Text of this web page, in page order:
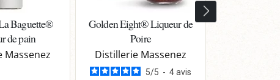
Baguette®
de pain
Massenez
Golden Eight® Liqueur de
Poire
Distillerie Massenez
5/5 - 4avis